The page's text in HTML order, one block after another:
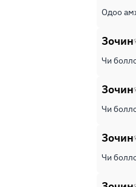
Одоо
Зочин
Чи
Зочин
Чи
Зочин
Чи